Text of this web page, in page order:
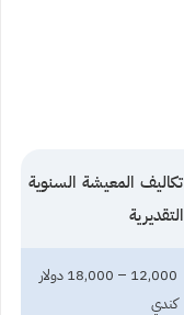
تكاليف المعيشة السنوية
التقديرية
12,000 – 18,000 دولار
كندي